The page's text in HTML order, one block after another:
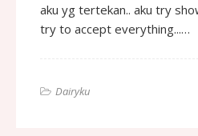
aku yg tertekan.. aku try
try to accept everything...…
Dairyku